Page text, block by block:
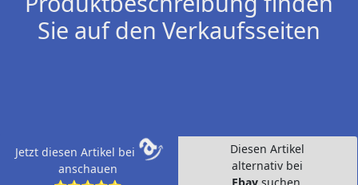
Sie auf den Verkaufsseiten
Jetzt diesen Artikel bei
anschauen
Diesen Artikel
alternativ bei